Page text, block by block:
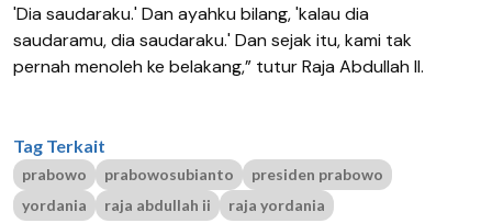
'Dia saudaraku.' Dan ayahku bilang, 'kalau dia
saudaramu, dia saudaraku.' Dan sejak itu, kami tak
pernah menoleh ke belakang,” tutur Raja Abdullah II.
Tag Terkait
prabowo prabowosubianto
presiden prabowo
yordania
raja abdullah ii raja yordania